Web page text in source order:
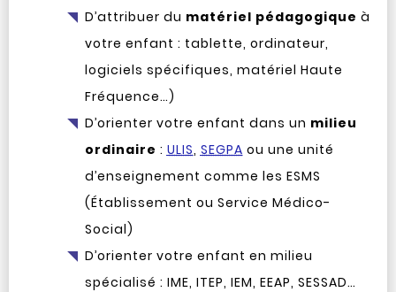
D’attribuer du matériel pédagogique à
votre enfant : tablette, ordinateur,
logiciels spécifiques, matériel Haute
Fréquence…)
D’orienter votre enfant dans un milieu
ordinaire : ULIS, SEGPA ou une unité
d’enseignement comme les ESMS
(Établissement ou Service Médico-
Social)
D’orienter votre enfant en milieu
spécialisé : IME, ITEP, IEM, EEAP, SESSAD…